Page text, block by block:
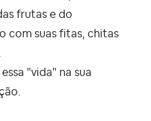
frutas e do
com suas fitas, chitas
"vida" na sua